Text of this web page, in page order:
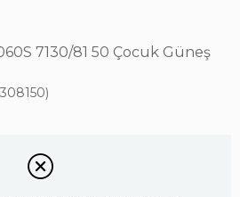
7130/81 50 Çocuk Güneş